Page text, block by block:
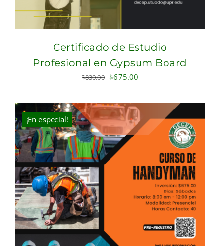
Certificado de Estudio
Profesional en Gypsum Board
$830.00 Original
was:
$830.00.
$675.00
is:
$675.00.
¡En especial!